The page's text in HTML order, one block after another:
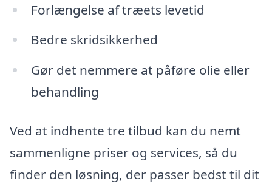
Forlængelse af træets levetid
Bedre skridsikkerhed
Gør det nemmere at påføre olie eller
behandling
Ved at indhente tre tilbud kan du nemt
sammenligne priser og services, så du
finder den løsning, der passer bedst til dit